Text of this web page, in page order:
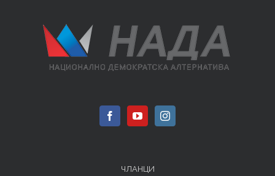
ЧЛАНЦИ